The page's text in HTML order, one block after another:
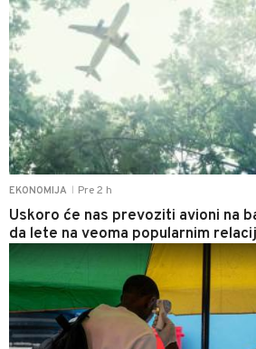
EKONOMIJA Pre 2 h
Uskoro će nas prevoziti avioni na
da lete na veoma popularnim